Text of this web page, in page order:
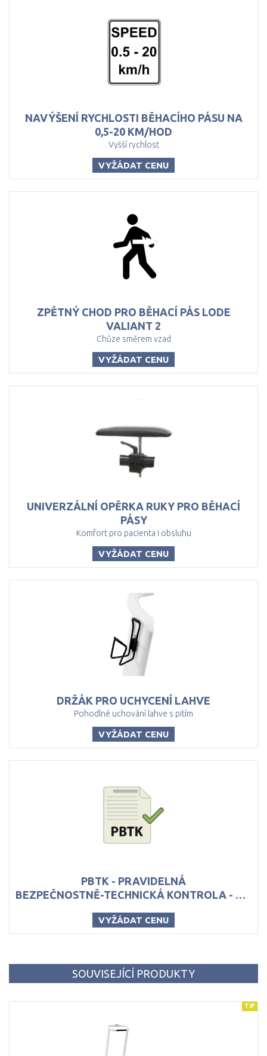
NAVÝŠENÍ RYCHLOSTI BĚHACÍHO PÁSU NA
0,5-20 KM/HOD
Vyšší rychlost
VYŽÁDAT CENU
ZPĚTNÝ CHOD PRO BĚHACÍ PÁS LODE
VALIANT 2
Chůze směrem vzad
VYŽÁDAT CENU
UNIVERZÁLNÍ OPĚRKA RUKY PRO BĚHACÍ
PÁSY
Komfort pro pacienta i obsluhu
VYŽÁDAT CENU
DRŽÁK PRO UCHYCENÍ LAHVE
Pohodlné uchování lahve s pitím
VYŽÁDAT CENU
PBTK - PRAVIDELNÁ
BEZPEČNOSTNĚ-TECHNICKÁ KONTROLA - PRO BĚHACÍ PÁSY LODE
VYŽÁDAT CENU
SOUVISEJÍCÍ PRODUKTY
TIP